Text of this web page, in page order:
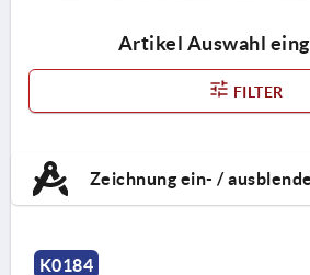
Artikel Auswahl
FILTER
Zeichnung ein- /
K0184